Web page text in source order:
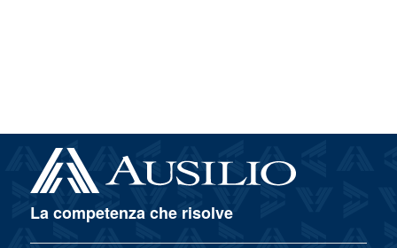
La competenza che risolve